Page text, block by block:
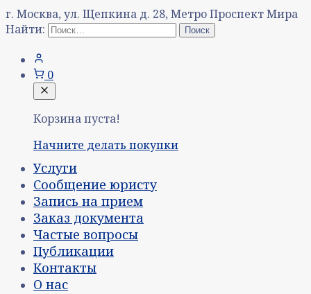
г. Москва, ул. Щепкина д. 28, Метро Проспект Мира
Найти:
0
Корзина пуста!
Начните делать покупки
Услуги
Сообщение юристу
Запись на прием
Заказ документа
Частые вопросы
Публикации
Контакты
О нас